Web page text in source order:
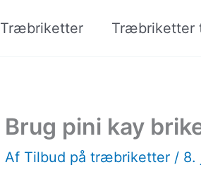
Træbriketter Træbriketter
Brug pini kay
Af Tilbud på træbriketter / 8.